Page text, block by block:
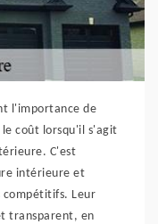
l'importance de
coût lorsqu'il s'agit
C'est
intérieure et
compétitifs. Leur
transparent, en